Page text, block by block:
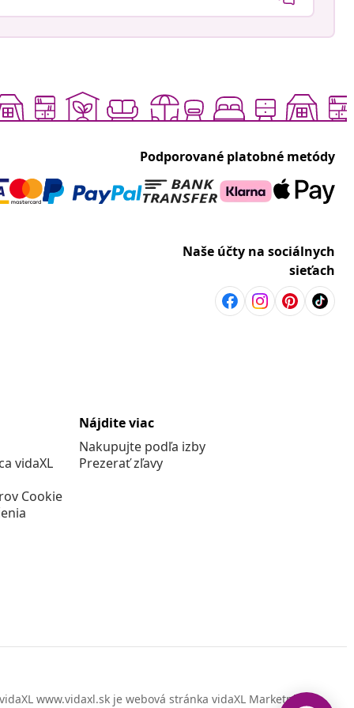
Podporované platobné metódy
Naše účty na sociálnych
sieťach
vidaXL
Cookie
Nájdite viac
Nakupujte podľa izby
Prezerať zľavy
www.vidaxl.sk je webová stránka vidaXL Marketplace